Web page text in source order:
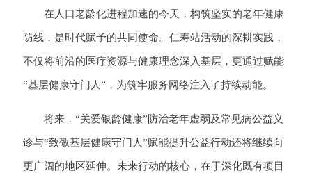
在人口老龄化进程加速的今天，构筑坚实的老年健康
防线，是时代赋予的共同使命。仁寿站活动的深耕实践，
不仅将前沿的医疗资源与健康理念深入基层，更通过赋能
“基层健康守门人”，为筑牢服务网络注入了持续动能。
将来，“关爱银龄健康”防治老年虚弱及常见病公益义
诊与“致敬基层健康守门人”赋能提升公益行动还将继续向
更广阔的地区延伸。未来行动的核心，在于深化既有项目